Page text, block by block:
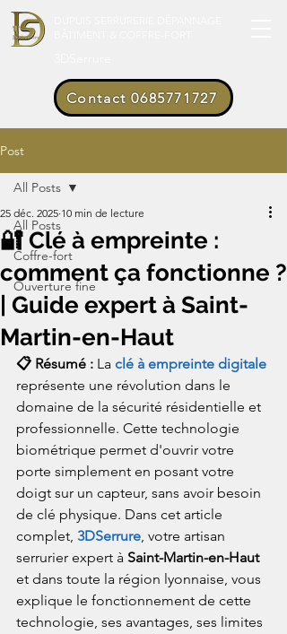
Contact 0685771727
Post
All Posts
Coffre-fort
Ouverture fine
All Posts
🔐 Clé à empreinte :
comment ça fonctionne ?
| Guide expert à Saint-
Martin-en-Haut
25 déc. 2025 10 min de lecture
📋 Résumé : La clé à empreinte digitale
représente une révolution dans le
domaine de la sécurité résidentielle et
professionnelle. Cette technologie
biométrique permet d'ouvrir votre
porte simplement en posant votre
doigt sur un capteur, sans avoir besoin
de clé physique. Dans cet article
complet, 3DSerrure, votre artisan
serrurier expert à Saint-Martin-en-Haut
et dans toute la région lyonnaise, vous
explique le fonctionnement de cette
technologie, ses avantages, ses limites